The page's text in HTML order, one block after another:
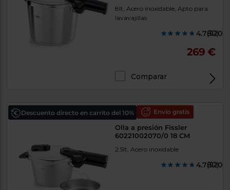
8lt, Acero inoxidable, Apto para
lavavajillas
(32)
269 €
Comparar
Descuento directo en carrito del 10% Envío gratis
Olla a presión Fissler
60221002070/0 18 CM
2.5lt, Acero inoxidable
(32)